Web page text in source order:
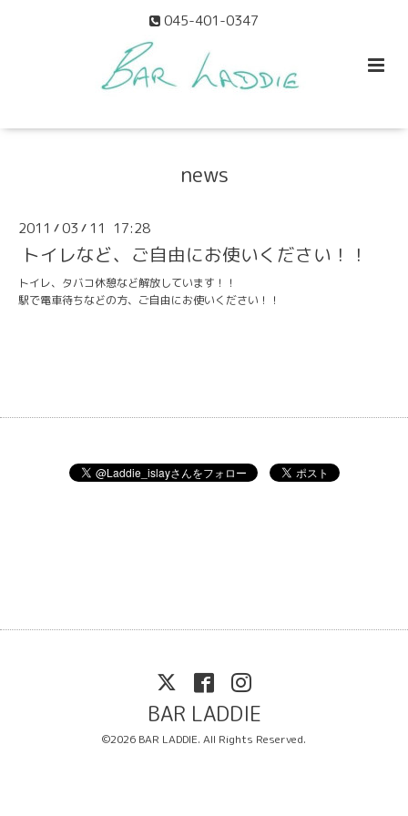
045-401-0347
news
2011 /03 / 11 17:28
トイレなど、ご自由にお使いください！！
トイレ、タバコ休憩など解放しています！！
駅で電車待ちなどの方、ご自由にお使いください！！
BAR LADDIE
©2026 BAR LADDIE. All Rights Reserved.